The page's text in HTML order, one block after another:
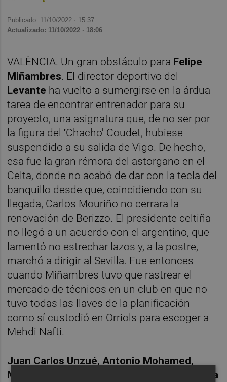
Publicado: 11/10/2022 · 15:37
Actualizado: 11/10/2022 · 18:06
VALÈNCIA. Un gran obstáculo para Felipe
Miñambres. El director deportivo del
Levante ha vuelto a sumergirse en la árdua
tarea de encontrar entrenador para su
proyecto, una asignatura que, de no ser por
la figura del 'Chacho' Coudet, hubiese
suspendido a su salida de Vigo. De hecho,
esa fue la gran rémora del astorgano en el
Celta, donde no acabó de dar con la tecla del
banquillo desde que, coincidiendo con su
llegada, Carlos Mouriño no cerrara la
renovación de Berizzo. El presidente celtiña
no llegó a un acuerdo con el argentino, que
lamentó no estrechar lazos y, a la postre,
marchó a dirigir al Sevilla. Fue entonces
cuando Miñambres tuvo que rastrear el
mercado de técnicos en un club en que no
tuvo todas las llaves de la planificación
como sí custodió en Orriols para escoger a
Mehdi Nafti.
Juan Carlos Unzué, Antonio Mohamed,
Miguel Cardoso, Fran Escribà y Óscar García